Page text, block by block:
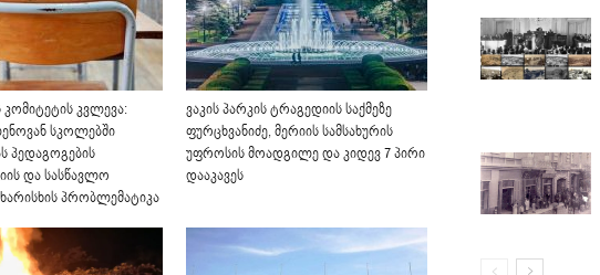
კვლევა:
სკოლებში
პედაგოგების
და სასწავლო
პრობლემატიკა
ვაკის პარკის ტრაგედიის საქმეზე
ფურცხვანიძე, მერიის სამსახურის
უფროსის მოადგილე და კიდევ 7 პირი
დააკავეს